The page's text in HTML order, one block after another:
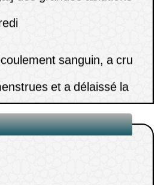
et a délaissé la
(nifâs).